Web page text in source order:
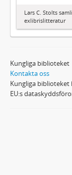
Lars C. Stolts
exlibrislitteratur
Kungliga biblioteket
Kontakta oss
Kungliga
EU:s